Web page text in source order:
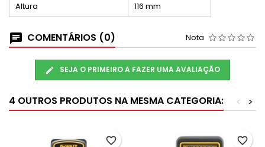
Altura
116 mm
COMENTÁRIOS (0) Nota
SEJA O PRIMEIRO A FAZER UMA AVALIAÇÃO
4 OUTROS PRODUTOS NA MESMA CATEGORIA: >
<
favorite_border favorite_border